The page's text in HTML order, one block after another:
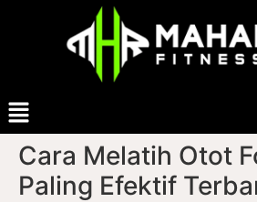
Cara Melatih Otot
Paling Efektif